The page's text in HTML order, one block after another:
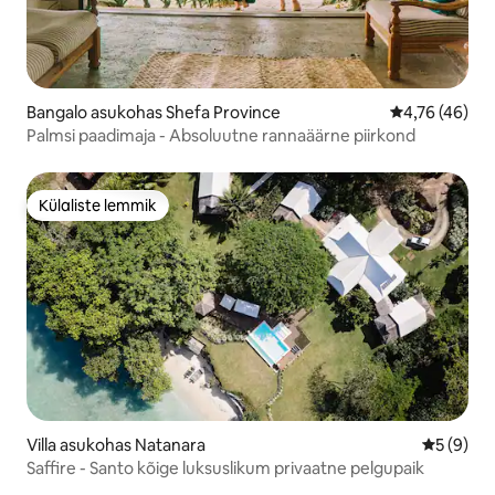
Bangalo asukohas Shefa Province Keskmine
4,76 (46)
Palmsi paadimaja - Absoluutne rannaäärne piirkond
Külaliste lemmik
Külaliste lemmik
Villa asukohas Natanara
5 (9)
Saffire - Santo kõige luksuslikum privaatne pelgupaik